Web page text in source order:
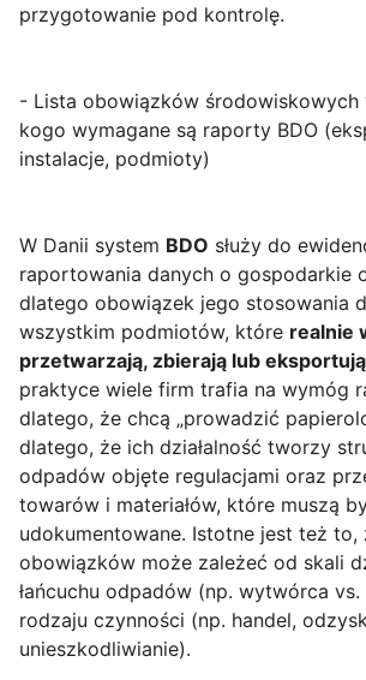
przygotowanie pod kontrolę.
- Lista obowiązków środowiskowych
kogo wymagane są raporty BDO
instalacje, podmioty)
W Danii system BDO służy do
raportowania danych o gospodarkie
dlatego obowiązek jego stosowania
wszystkim podmiotów, które realnie
przetwarzają, zbierają lub
praktyce wiele firm trafia na wymóg
dlatego, że chcą „prowadzić
dlatego, że ich działalność tworzy
odpadów objęte regulacjami oraz
towarów i materiałów, które muszą
udokumentowane. Istotne jest też to,
obowiązków może zależeć od skali
łańcuchu odpadów (np. wytwórca
rodzaju czynności (np. handel,
unieszkodliwianie).